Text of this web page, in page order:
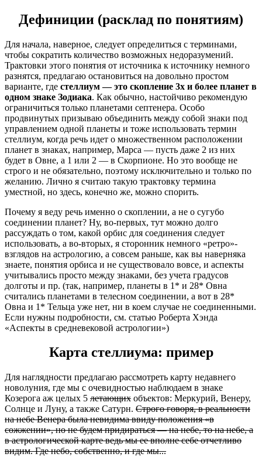
Дефиниции (расклад по понятиям)
Для начала, наверное, следует определиться с терминами,
чтобы сократить количество возможных недоразумений.
Трактовки этого понятия от источника к источнику немного
разнятся, предлагаю остановиться на довольно простом
варианте, где стеллиум — это скопление 3х и более планет в
одном знаке Зодиака. Как обычно, настойчиво рекомендую
ограничиться только планетами септенера. Особо
продвинутых призываю объединить между собой знаки под
управлением одной планеты и тоже использовать термин
стеллиум, когда речь идет о множественном расположении
планет в знаках, например, Марса — пусть даже 2 из них
будет в Овне, а 1 или 2 — в Скорпионе. Но это вообще не
строго и не обязательно, поэтому исключительно и только по
желанию. Лично я считаю такую трактовку термина
уместной, но здесь, конечно же, можно спорить.
Почему я веду речь именно о скоплении, а не о сугубо
соединении планет? Ну, во-первых, тут можно долго
рассуждать о том, какой орбис для соединения следует
использовать, а во-вторых, я сторонник немного «ретро»-
взглядов на астрологию, а совсем раньше, как вы наверняка
знаете, понятия орбиса и не существовало вовсе, и аспекты
учитывались просто между знаками, без учета градусов
долготы и пр. (так, например, планеты в 1* и 28* Овна
считались планетами в телесном соединении, а вот в 28*
Овна и 1* Тельца уже нет, ни в коем случае не соединенными.
Если нужны подробности, см. статью Роберта Хэнда
«Аспекты в средневековой астрологии»)
Карта стеллиума: пример
Для наглядности предлагаю рассмотреть карту недавнего
новолуния, где мы с очевидностью наблюдаем в знаке
Козерога аж целых 5 летающих объектов: Меркурий, Венеру,
Солнце и Луну, а также Сатурн. Строго говоря, в реальности
на небе Венера была невидима ввиду положения «в
сожжении», но не будем придираться — на небе, то на небе, а
в астрологической карте ведь мы ее вполне себе отчетливо
видим. Где небо, собственно, и где мы...